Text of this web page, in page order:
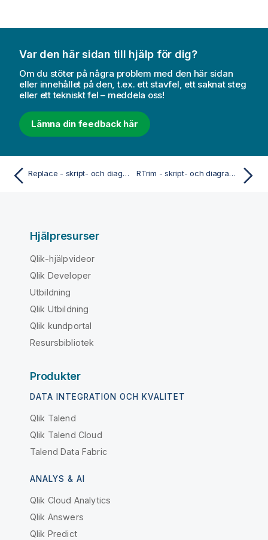
Var den här sidan till hjälp för dig?
Om du stöter på några problem med den här sidan
eller innehållet på den, t.ex. ett stavfel, ett saknat steg
eller ett tekniskt fel – meddela oss!
Lämna din feedback här
Replace - skript- och diagramfunktion RTrim - skript- och diagramfunktion
Hjälpresurser
Qlik-hjälpvideor
Qlik Developer
Utbildning
Qlik Utbildning
Qlik kundportal
Resursbibliotek
Produkter
DATA INTEGRATION OCH KVALITET
Qlik Talend
Qlik Talend Cloud
Talend Data Fabric
ANALYS & AI
Qlik Cloud Analytics
Qlik Answers
Qlik Predict